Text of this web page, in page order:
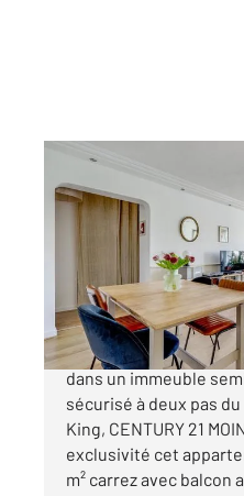
95,31 m , 4 pièces
Ref : 17847
Appartement F4
899
Batignolles/Epinettes,
dans un immeuble
sécurisé à deux pas
King, CENTURY 21
exclusivité cet
m² carrez avec balcon